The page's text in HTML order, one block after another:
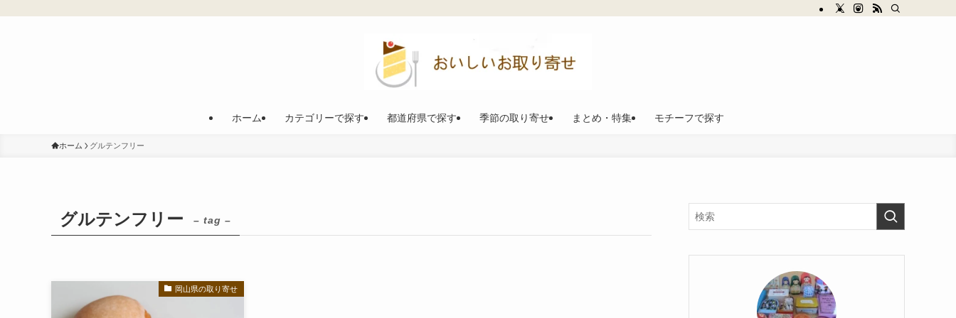
ホーム カテゴリーで探す 都道府県で探す 季節の取り寄せ まとめ・特集 モチーフで探す
ホーム グルテンフリー
グルテンフリー – tag –
岡山県の取り寄せ